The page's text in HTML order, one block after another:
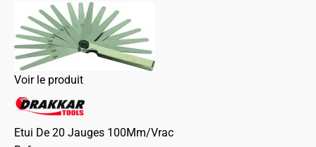
Voir le produit
Etui De 20 Jauges 100Mm/Vrac